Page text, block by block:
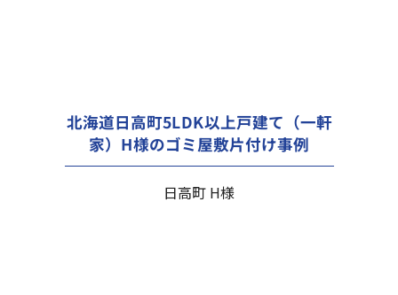
北海道日高町5LDK以上戸建て（一軒
家）H様のゴミ屋敷片付け事例
日高町 H様